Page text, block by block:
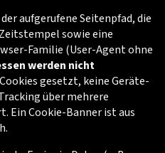
aufgerufene Seitenpfad, die
sowie eine
Familie (User-Agent ohne
werden nicht
gesetzt, keine Geräte-
über mehrere
Ein Cookie-Banner ist aus